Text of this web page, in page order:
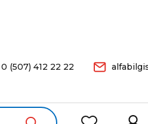
0 (507) 412 22 22